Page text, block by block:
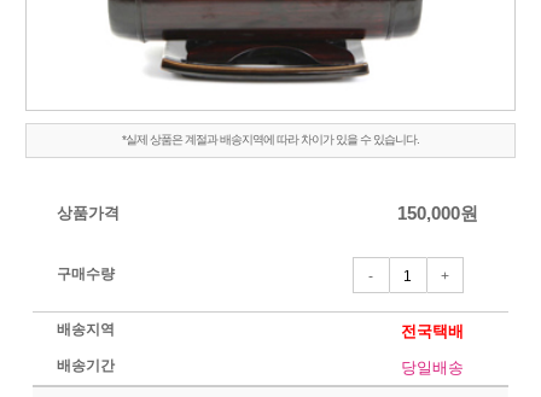
*실제 상품은 계절과 배송지역에 따라 차이가 있을 수 있습니다.
상품가격 150,000원
구매수량 - +
배송지역 전국택배
배송기간 당일배송